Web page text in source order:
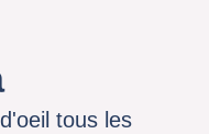
tous les